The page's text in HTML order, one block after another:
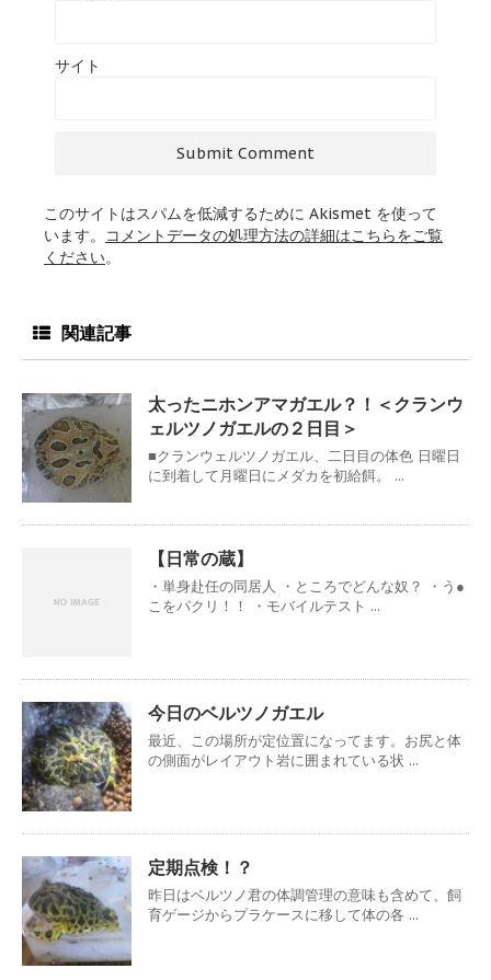
サイト
このサイトはスパムを低減するために Akismet を使って
います。
コメントデータの処理方法の詳細はこちらをご覧
ください。
関連記事
太ったニホンアマガエル？！＜クランウ
ェルツノガエルの２日目＞
■クランウェルツノガエル、二日目の体色 日曜日
に到着して月曜日にメダカを初給餌。 ...
【日常の蔵】
・単身赴任の同居人 ・ところでどんな奴？ ・う●
こをパクリ！！ ・モバイルテスト ...
今日のベルツノガエル
最近、この場所が定位置になってます。お尻と体
の側面がレイアウト岩に囲まれている状 ...
定期点検！？
昨日はベルツノ君の体調管理の意味も含めて、飼
育ゲージからプラケースに移して体の各 ...